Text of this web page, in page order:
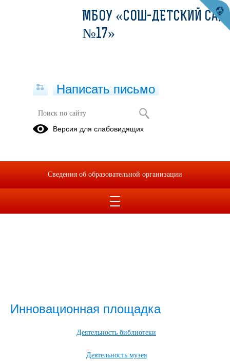
Инновационная площадка
Деятельность библиотеки
Деятельность музея
МБОУ «СОШ-ДЕТСКИЙ САД
№17»
Написать письмо
Версия для слабовидящих
Сведения об образовательной организации